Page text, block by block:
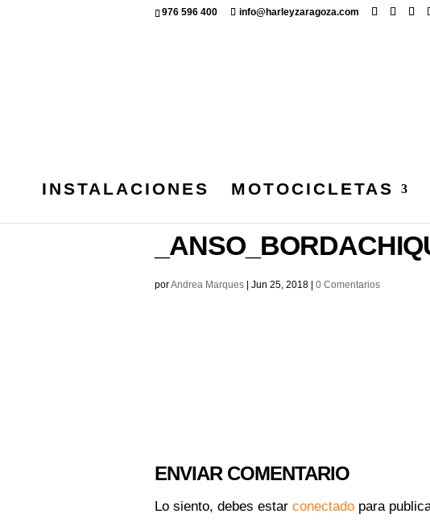
976 596 400 info@harleyzaragoza.com
INSTALACIONES MOTOCICLETAS
porAndrea Marques Jun 25, 2018 0 Comentarios
ENVIAR COMENTARIO
Lo siento, debes estar conectado para